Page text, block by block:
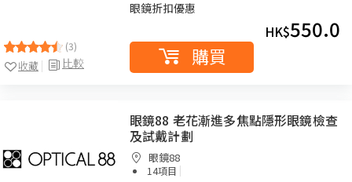
(3)
比較
收藏
眼鏡折扣優惠
HK$550.0
購買
眼鏡88 老花漸進多焦點隱形眼鏡檢查
及試戴計劃
眼鏡88
14項目 |